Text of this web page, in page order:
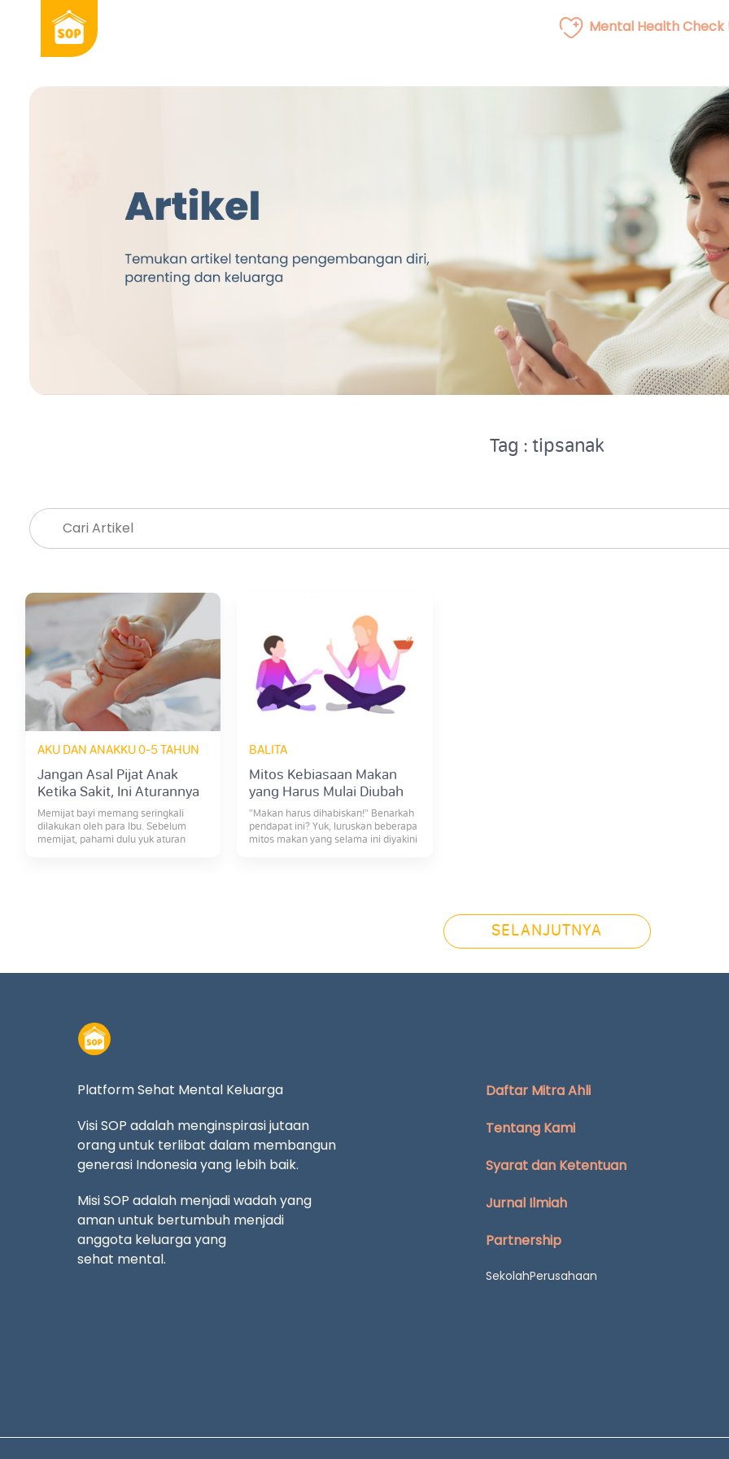
Mental Health Check
Tag : tipsanak
AKU DAN ANAKKU 0-5 TAHUN
Jangan Asal Pijat Anak
Ketika Sakit, Ini Aturannya
Memijat bayi memang seringkali
dilakukan oleh para Ibu. Sebelum
memijat, pahami dulu yuk aturan
BALITA
Mitos Kebiasaan Makan
yang Harus Mulai Diubah
"Makan harus dihabiskan!" Benarkah
pendapat ini? Yuk, luruskan beberapa
mitos makan yang selama ini diyakini
SELANJUTNYA
Platform Sehat Mental Keluarga
Visi SOP adalah menginspirasi jutaan
orang untuk terlibat dalam membangun
generasi Indonesia yang lebih baik.
Misi SOP adalah menjadi wadah yang
aman untuk bertumbuh menjadi
anggota keluarga yang
sehat mental.
Daftar Mitra Ahli
Tentang Kami
Syarat dan Ketentuan
Jurnal Ilmiah
Partnership
SekolahPerusahaan